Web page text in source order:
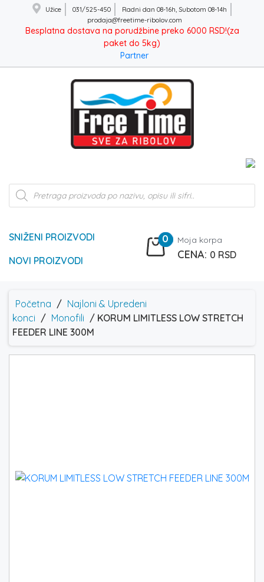
Užice 031/525-450
Radni dan 08-16h, Subotom 08-14h
prodaja@freetime-ribolov.com
Besplatna dostava na porudžbine preko 6000 RSD!(za
paket do 5kg)
Partner
Products
search
SNIŽENI PROIZVODI
NOVI PROIZVODI
0 Moja korpa
0 RSD
Početna / Najloni & Upredeni
konci / Monofili / KORUM LIMITLESS LOW STRETCH
FEEDER LINE 300M